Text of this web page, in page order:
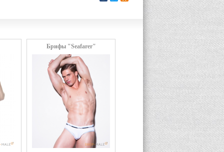
Брифы "Seafarer"